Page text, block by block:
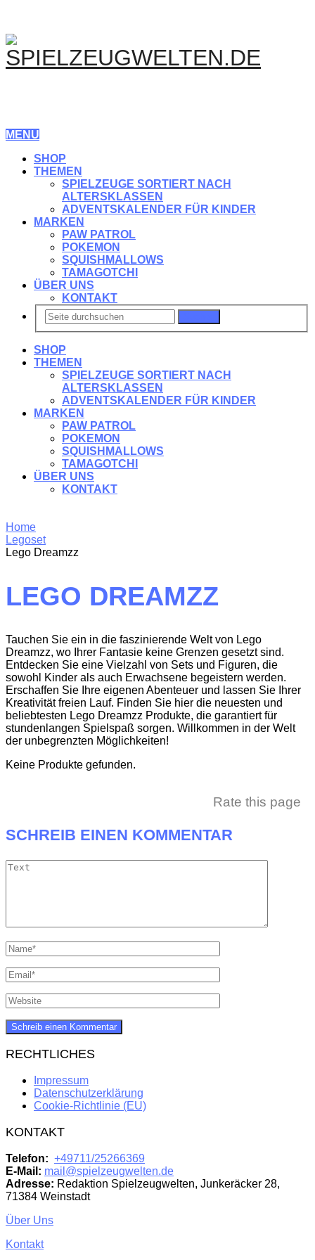
MENU
SHOP
THEMEN
SPIELZEUGE SORTIERT NACH
ALTERSKLASSEN
ADVENTSKALENDER FÜR KINDER
MARKEN
PAW PATROL
POKEMON
SQUISHMALLOWS
TAMAGOTCHI
ÜBER UNS
KONTAKT
SHOP
THEMEN
SPIELZEUGE SORTIERT NACH
ALTERSKLASSEN
ADVENTSKALENDER FÜR KINDER
MARKEN
PAW PATROL
POKEMON
SQUISHMALLOWS
TAMAGOTCHI
ÜBER UNS
KONTAKT
Home
Legoset
Lego Dreamzz
LEGO DREAMZZ
Tauchen Sie ein in die faszinierende Welt von Lego
Dreamzz, wo Ihrer Fantasie keine Grenzen gesetzt sind.
Entdecken Sie eine Vielzahl von Sets und Figuren, die
sowohl Kinder als auch Erwachsene begeistern werden.
Erschaffen Sie Ihre eigenen Abenteuer und lassen Sie Ihrer
Kreativität freien Lauf. Finden Sie hier die neuesten und
beliebtesten Lego Dreamzz Produkte, die garantiert für
stundenlangen Spielspaß sorgen. Willkommen in der Welt
der unbegrenzten Möglichkeiten!
Keine Produkte gefunden.
Rate this page
SCHREIB EINEN KOMMENTAR
RECHTLICHES
Impressum
Datenschutzerklärung
Cookie-Richtlinie (EU)
KONTAKT
Telefon: +49711/25266369
E-Mail: mail@spielzeugwelten.de
Adresse: Redaktion Spielzeugwelten, Junkeräcker 28,
71384 Weinstadt
Über Uns
Kontakt